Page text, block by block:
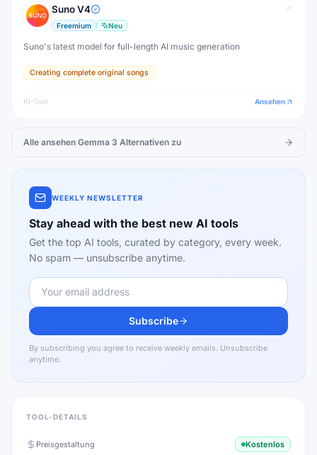
Suno V4
Freemium Neu
Suno's latest model for full-length AI music generation
Creating complete original songs
KI-Tool Ansehen
Alle ansehen Gemma 3 Alternativen zu
WEEKLY NEWSLETTER
Stay ahead with the best new AI tools
Get the top AI tools, curated by category, every week.
No spam — unsubscribe anytime.
Subscribe
By subscribing you agree to receive weekly emails. Unsubscribe
anytime.
TOOL-DETAILS
Preisgestaltung Kostenlos